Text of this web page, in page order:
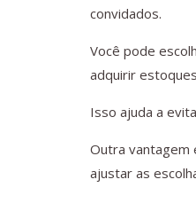
convidados.
Você pode
adquirir
Isso ajuda a
Outra vantagem
ajustar as